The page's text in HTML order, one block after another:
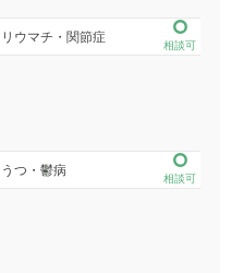
リウマチ・関節症
相談可
うつ・鬱病
相談可